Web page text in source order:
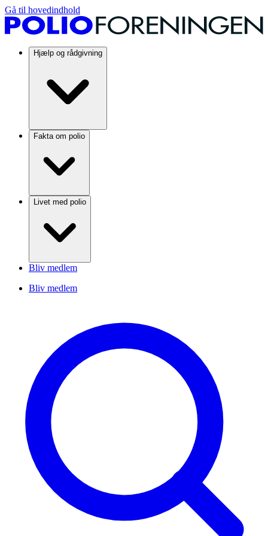
Gå til hovedindhold
Hjælp og rådgivning
Fakta om polio
Livet med polio
Bliv medlem
Bliv medlem